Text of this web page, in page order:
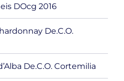
DOcg 2016
De.C.O.
De.C.O. Cortemilia